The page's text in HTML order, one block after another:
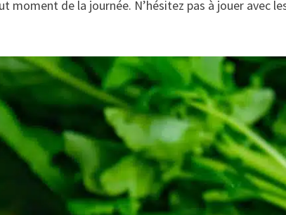
de la journée. N’hésitez pas à jouer avec